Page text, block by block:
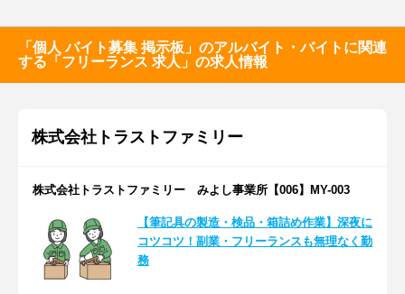
「個人 バイト募集 掲示板」のアルバイト・バイトに関連
する「フリーランス 求人」の求人情報
株式会社トラストファミリー
株式会社トラストファミリー みよし事業所【006】MY-003
【筆記具の製造・検品・箱詰め作業】深夜に
コツコツ！副業・フリーランスも無理なく勤
務